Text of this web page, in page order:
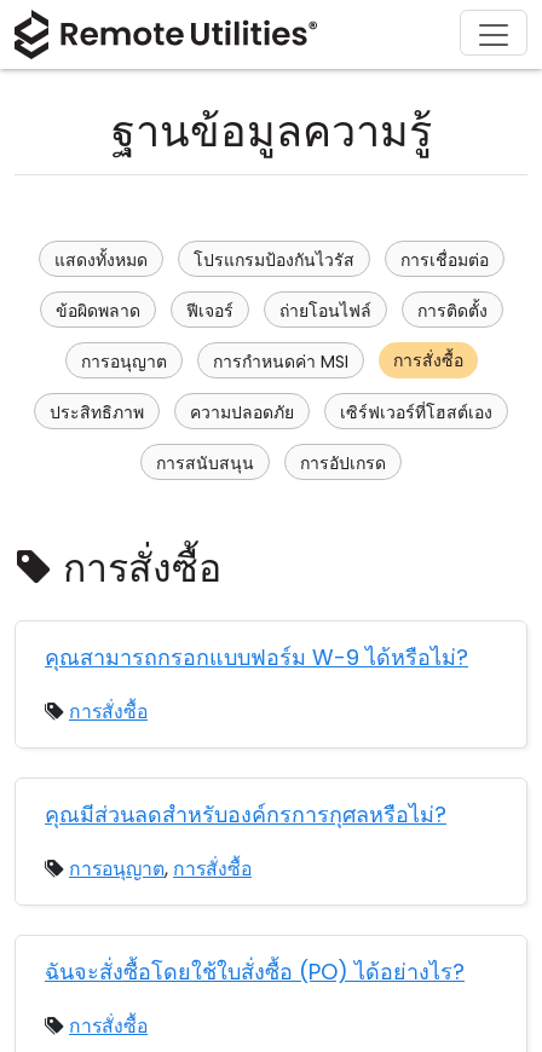
ฐานข้อมูลความรู้
แสดงทั้งหมด โปรแกรมป้องกันไวรัส การเชื่อมต่อ
ข้อผิดพลาด ฟีเจอร์ ถ่ายโอนไฟล์ การติดตั้ง
การอนุญาต การกำหนดค่า MSI การสั่งซื้อ
ประสิทธิภาพ ความปลอดภัย เซิร์ฟเวอร์ที่โฮสต์เอง
การสนับสนุน การอัปเกรด
การสั่งซื้อ
คุณสามารถกรอกแบบฟอร์ม W-9 ได้หรือไม่?
การสั่งซื้อ
คุณมีส่วนลดสำหรับองค์กรการกุศลหรือไม่?
การอนุญาต, การสั่งซื้อ
ฉันจะสั่งซื้อโดยใช้ใบสั่งซื้อ (PO) ได้อย่างไร?
การสั่งซื้อ
ผลิตภัณฑ์
ความปลอดภัย
หมายเหตุประจำรุ่น
โหมดการเชื่อมต่อ
การเข้าถึงแบบไม่ต้องดูแล
การสนับสนุน Active Directory
คลาวด์ & ออน-พรีมิส
โซลูชัน
การผลิตและการค้าปลีก
การศึกษาและรัฐบาล
เทคโนโลยีสารสนเทศ
ดาวน์โหลด
iOS/Android
ซื้อ
ผู้ช่วยใบอนุญาต
สนับสนุน
เอกสารประกอบ
เกี่ยวกับ